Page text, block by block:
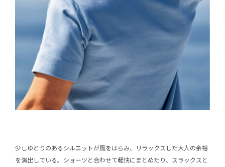
少しゆとりのあるシルエットが風をはらみ、リラックスした大人の余裕
を演出している。ショーツと合わせて軽快にまとめたり、スラックスと